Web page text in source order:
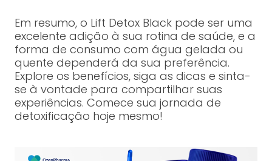
Em resumo, o Lift Detox Black pode ser uma
excelente adição à sua rotina de saúde, e a
forma de consumo com água gelada ou
quente dependerá da sua preferência.
Explore os benefícios, siga as dicas e sinta-
se à vontade para compartilhar suas
experiências. Comece sua jornada de
detoxificação hoje mesmo!